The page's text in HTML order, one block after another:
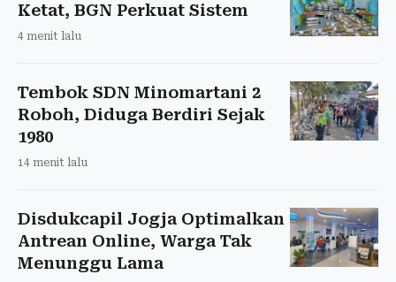
Ketat, BGN Perkuat Sistem
4 menit lalu
Tembok SDN Minomartani 2
Roboh, Diduga Berdiri Sejak
1980
14 menit lalu
Disdukcapil Jogja Optimalkan
Antrean Online, Warga Tak
Menunggu Lama